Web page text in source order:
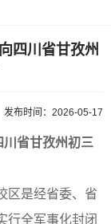
四川省甘孜州
发布时间：2026-05-17
川省甘孜州初三
区是经省委、省
行全军事化封闭